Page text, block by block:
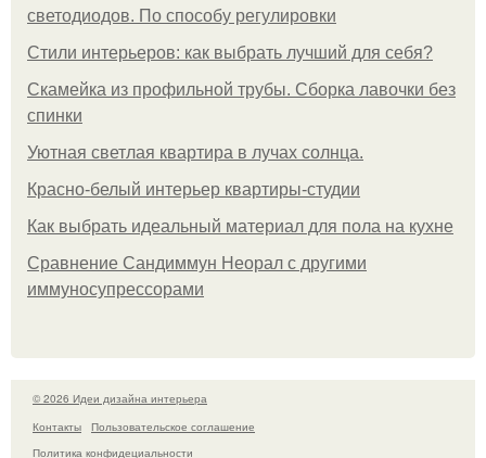
светодиодов. По способу регулировки
Стили интерьеров: как выбрать лучший для себя?
Скамейка из профильной трубы. Сборка лавочки без
спинки
Уютная светлая квартира в лучах солнца.
Красно-белый интерьер квартиры-студии
Как выбрать идеальный материал для пола на кухне
Сравнение Сандиммун Неорал с другими
иммуносупрессорами
© 2026 Идеи дизайна интерьера
Контакты
Пользовательское соглашение
Политика конфидециальности